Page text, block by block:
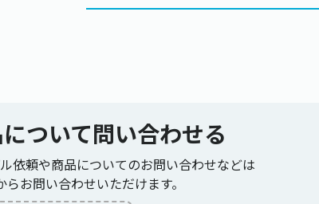
ついて 問い合わせる
依頼や商品についてのお問い合わせなどは
らお問い合わせいただけます。